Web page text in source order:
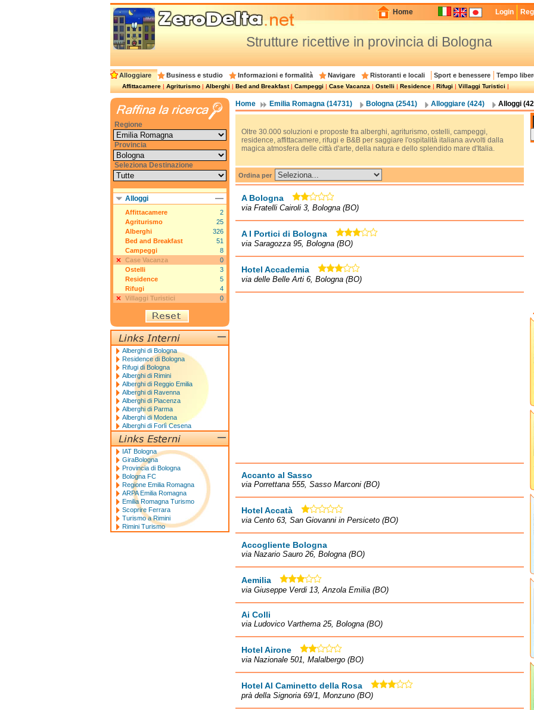
Home Login
Strutture ricettive in provincia di Bologna
Alloggiare Business e studio Informazioni e formalità Navigare Ristoranti e locali Sport e benessere Tempo
Affittacamere|Agriturismo|Alberghi|Bed and Breakfast|Campeggi|Case Vacanza|Ostelli|Residence|Rifugi|Villaggi Turistici|
Home Emilia Romagna (14731) Bologna (2541) Alloggiare (424) Alloggi
Oltre 30.000 soluzioni e proposte fra alberghi, agriturismo, ostelli, campeggi,
residence, affittacamere, rifugi e B&B per saggiare l'ospitalità italiana avvolti dalla
magica atmosfera delle città d'arte, della natura e dello splendido mare d'Italia.
Ordina per
A Bologna
via Fratelli Cairoli 3, Bologna (BO)
A I Portici di Bologna
via Saragozza 95, Bologna (BO)
Hotel Accademia
via delle Belle Arti 6, Bologna (BO)
Accanto al Sasso
via Porrettana 555, Sasso Marconi (BO)
Hotel Accatà
via Cento 63, San Giovanni in Persiceto (BO)
Accogliente Bologna
via Nazario Sauro 26, Bologna (BO)
Aemilia
via Giuseppe Verdi 13, Anzola Emilia (BO)
Ai Colli
via Ludovico Varthema 25, Bologna (BO)
Hotel Airone
via Nazionale 501, Malalbergo (BO)
Hotel Al Caminetto della Rosa
prà della Signoria 69/1, Monzuno (BO)
Regione
Provincia
Seleziona Destinazione
Alloggi
Affittacamere
2
Agriturismo
25
Alberghi
326
Bed and Breakfast
51
Campeggi
8
Case Vacanza
0
Ostelli
3
Residence
5
Rifugi
4
Villaggi Turistici
0
Alberghi di Bologna
Residence di Bologna
Rifugi di Bologna
Alberghi di Rimini
Alberghi di Reggio Emilia
Alberghi di Ravenna
Alberghi di Piacenza
Alberghi di Parma
Alberghi di Modena
Alberghi di Forlì Cesena
IAT Bologna
GiraBologna
Provincia di Bologna
Bologna FC
Regione Emilia Romagna
ARPA Emilia Romagna
Emilia Romagna Turismo
Scoprire Ferrara
Turismo a Rimini
Rimini Turismo